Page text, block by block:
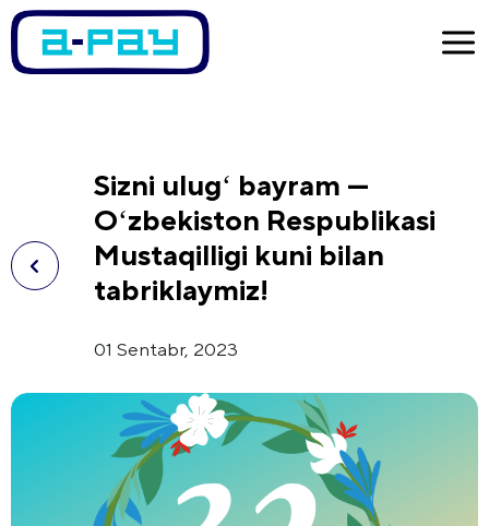
Sizni ulugʻ bayram —
Oʻzbekiston Respublikasi
Mustaqilligi kuni bilan
tabriklaymiz!
01 Sentabr, 2023